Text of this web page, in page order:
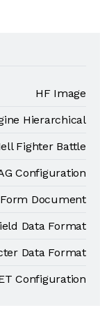
HF Image
Hierarchical
Fighter Battle
Configuration
Document
Data Format
Data Format
Configuration